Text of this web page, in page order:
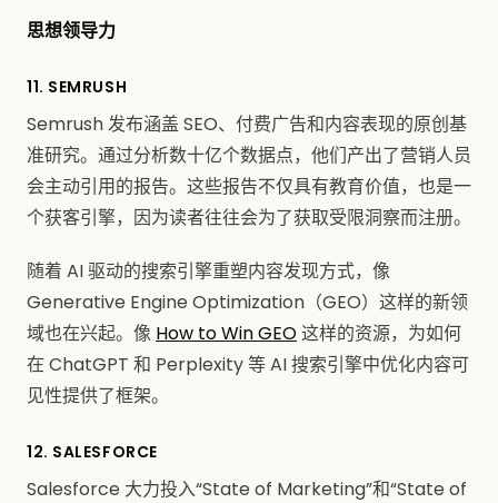
思想领导力
11. SEMRUSH
Semrush 发布涵盖 SEO、付费广告和内容表现的原创基
准研究。通过分析数十亿个数据点，他们产出了营销人员
会主动引用的报告。这些报告不仅具有教育价值，也是一
个获客引擎，因为读者往往会为了获取受限洞察而注册。
随着 AI 驱动的搜索引擎重塑内容发现方式，像
Generative Engine Optimization（GEO）这样的新领
域也在兴起。像 How to Win GEO这样的资源，为如何
在 ChatGPT 和 Perplexity 等 AI 搜索引擎中优化内容可
见性提供了框架。
12. SALESFORCE
Salesforce 大力投入“State of Marketing”和“State of